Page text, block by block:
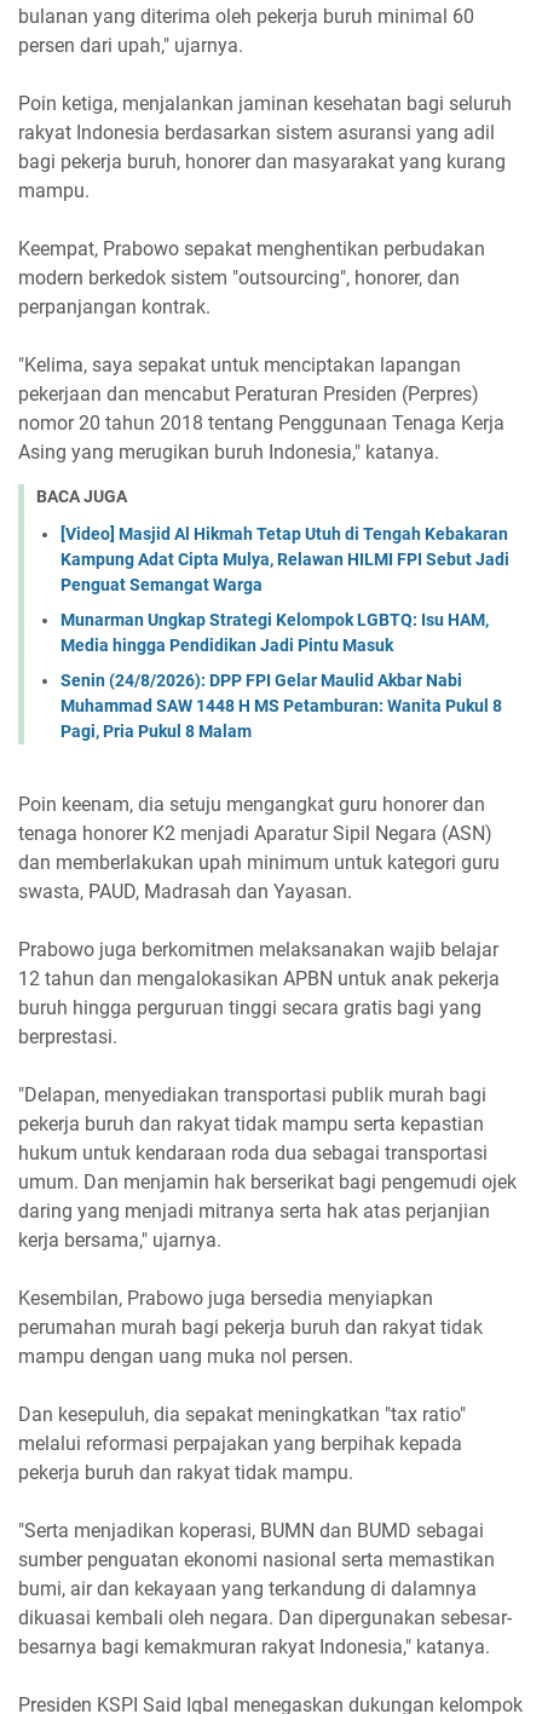
bulanan yang diterima oleh pekerja buruh minimal 60
persen dari upah," ujarnya.
Poin ketiga, menjalankan jaminan kesehatan bagi seluruh
rakyat Indonesia berdasarkan sistem asuransi yang adil
bagi pekerja buruh, honorer dan masyarakat yang kurang
mampu.
Keempat, Prabowo sepakat menghentikan perbudakan
modern berkedok sistem "outsourcing", honorer, dan
perpanjangan kontrak.
"Kelima, saya sepakat untuk menciptakan lapangan
pekerjaan dan mencabut Peraturan Presiden (Perpres)
nomor 20 tahun 2018 tentang Penggunaan Tenaga Kerja
Asing yang merugikan buruh Indonesia," katanya.
BACA JUGA
[Video] Masjid Al Hikmah Tetap Utuh di Tengah Kebakaran
Kampung Adat Cipta Mulya, Relawan HILMI FPI Sebut Jadi
Penguat Semangat Warga
Munarman Ungkap Strategi Kelompok LGBTQ: Isu HAM,
Media hingga Pendidikan Jadi Pintu Masuk
Senin (24/8/2026): DPP FPI Gelar Maulid Akbar Nabi
Muhammad SAW 1448 H MS Petamburan: Wanita Pukul 8
Pagi, Pria Pukul 8 Malam
Poin keenam, dia setuju mengangkat guru honorer dan
tenaga honorer K2 menjadi Aparatur Sipil Negara (ASN)
dan memberlakukan upah minimum untuk kategori guru
swasta, PAUD, Madrasah dan Yayasan.
Prabowo juga berkomitmen melaksanakan wajib belajar
12 tahun dan mengalokasikan APBN untuk anak pekerja
buruh hingga perguruan tinggi secara gratis bagi yang
berprestasi.
"Delapan, menyediakan transportasi publik murah bagi
pekerja buruh dan rakyat tidak mampu serta kepastian
hukum untuk kendaraan roda dua sebagai transportasi
umum. Dan menjamin hak berserikat bagi pengemudi ojek
daring yang menjadi mitranya serta hak atas perjanjian
kerja bersama," ujarnya.
Kesembilan, Prabowo juga bersedia menyiapkan
perumahan murah bagi pekerja buruh dan rakyat tidak
mampu dengan uang muka nol persen.
Dan kesepuluh, dia sepakat meningkatkan "tax ratio"
melalui reformasi perpajakan yang berpihak kepada
pekerja buruh dan rakyat tidak mampu.
"Serta menjadikan koperasi, BUMN dan BUMD sebagai
sumber penguatan ekonomi nasional serta memastikan
bumi, air dan kekayaan yang terkandung di dalamnya
dikuasai kembali oleh negara. Dan dipergunakan sebesar-
besarnya bagi kemakmuran rakyat Indonesia," katanya.
Presiden KSPI Said Iqbal menegaskan dukungan kelompok